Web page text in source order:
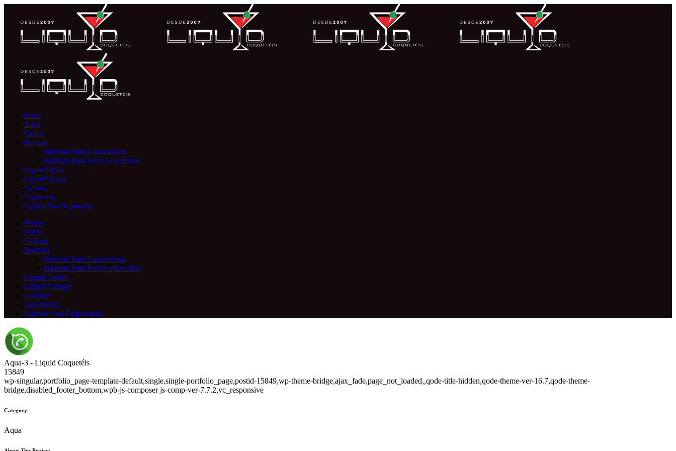
Home
Sobre
Galeria
Barman
Barman Para Casamentos
Barman Para Festas e Eventos
Liquid Coffee
Liquid Vintage
Contato
Orçamento
Agende Sua Degustação
Home
Sobre
Galeria
Barman
Barman Para Casamentos
Barman Para Festas e Eventos
Liquid Coffee
Liquid Vintage
Contato
Orçamento
Agende Sua Degustação
Aqua-3 - Liquid Coquetéis
15849
wp-singular,portfolio_page-template-default,single,single-portfolio_page,postid-15849,wp-theme-bridge,ajax_fade,page_not_loaded,,qode-title-hidden,qode-theme-ver-16.7,qode-theme-
bridge,disabled_footer_bottom,wpb-js-composer js-comp-ver-7.7.2,vc_responsive
Category
Aqua